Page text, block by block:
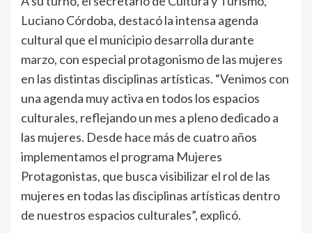
Luciano Córdoba, destacó la intensa agenda
cultural que el municipio desarrolla durante
marzo, con especial protagonismo de las mujeres
en las distintas disciplinas artísticas. “Venimos con
una agenda muy activa en todos los espacios
culturales, reflejando un mes a pleno dedicado a
las mujeres. Desde hace más de cuatro años
implementamos el programa Mujeres
Protagonistas, que busca visibilizar el rol de las
mujeres en todas las disciplinas artísticas dentro
de nuestros espacios culturales”, explicó.